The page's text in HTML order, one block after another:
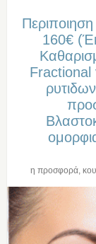
160€
Fractional
η προσφορά,